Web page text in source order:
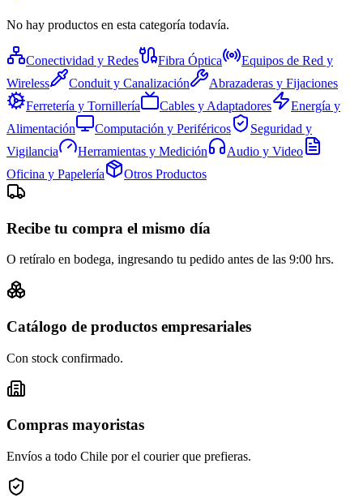
No hay productos en esta categoría todavía.
Conectividad y Redes Fibra Óptica
Equipos de Red y
Wireless
Conduit y Canalización
Abrazaderas y Fijaciones
Ferretería y Tornillería
Cables y Adaptadores
Energía y
Alimentación
Computación y Periféricos
Seguridad y
Vigilancia
Herramientas y Medición
Audio y Video
Oficina y Papelería
Otros Productos
Recibe tu compra el mismo día
O retíralo en bodega, ingresando tu pedido antes de las 9:00 hrs.
Catálogo de productos empresariales
Con stock confirmado.
Compras mayoristas
Envíos a todo Chile por el courier que prefieras.